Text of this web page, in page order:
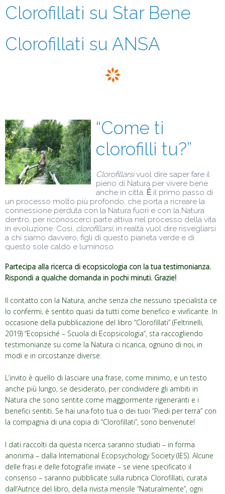
Clorofillati su Star Bene
Clorofillati su ANSA
“Come ti
clorofilli tu?”
Clorofillarsivuol dire saper fare il
pieno di Natura per vivere bene
anche in città. È il primo passo di
un processo molto più profondo, che porta a ricreare la
connessione perduta con la Natura fuori e con la Natura
dentro, per riconoscerci parte attiva nel processo della vita
in evoluzione. Così, clorofillarsi, in realtà vuol dire risvegliarsi
a chi siamo davvero, figli di questo pianeta verde e di
questo sole caldo e luminoso.
Partecipa alla ricerca di ecopsicologia con la tua testimonianza.
Rispondi a qualche domanda in pochi minuti. Grazie!
Il contatto con la Natura, anche senza che nessuno specialista ce
lo confermi, è sentito quasi da tutti come benefico e vivificante. In
occasione della pubblicazione del libro “Clorofillati” (Feltrinelli,
2019) “Ecopsiché – Scuola di Ecopsicologia”, sta raccogliendo
testimonianze su come la Natura ci ricarica, ognuno di noi, in
modi e in circostanze diverse.
L’invito è quello di lasciare una frase, come minimo, e un testo
anche più lungo, se desiderato, per condividere gli ambiti in
Natura che sono sentite come maggiormente rigeneranti e i
benefici sentiti. Se hai una foto tua o dei tuoi “Piedi per terra” con
la compagnia di una copia di “Clorofillati”, sono benvenute!
I dati raccolti da questa ricerca saranno studiati – in forma
anonima – dalla International Ecopsychology Society (IES). Alcune
delle frasi e delle fotografie inviate – se viene specificato il
consenso – saranno pubblicate sulla rubrica Clorofillati, curata
dall’Autrice del libro, della rivista mensile “Naturalmente”, ogni